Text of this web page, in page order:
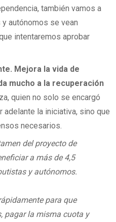
también vamos a
autónomos se vean
intentaremos aprobar
Mejora la vida de
mucho a la recuperación
quien no solo se encargó
la iniciativa, sino que
necesarios.
del proyecto de
a más de 4,5
y autónomos.
para que
pagar la misma cuota y